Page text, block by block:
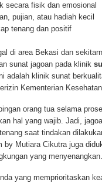
secara fisik dan emosional
pujian, atau hadiah kecil
tenang dan positif
di area Bekasi dan
sunat jagoan pada klinik
adalah klinik sunat
Kementerian Kesehatan.
orang tua selama
hal yang wajib. Jadi,
saat tindakan
by Mutiara Cikutra juga
yang menyenangkan.
yang memprioritaskan